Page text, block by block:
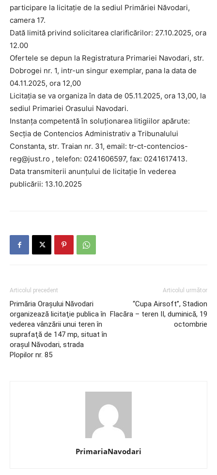
participare la licitaţie de la sediul Primăriei Năvodari,
camera 17.
Dată limită privind solicitarea clarificărilor: 27.10.2025, ora
12.00
Ofertele se depun la Registratura Primariei Navodari, str.
Dobrogei nr. 1, intr-un singur exemplar, pana la data de
04.11.2025, ora 12,00
Licitaţia se va organiza în data de 05.11.2025, ora 13,00, la
sediul Primariei Orasului Navodari.
Instanța competentă în soluționarea litigiilor apărute:
Secția de Contencios Administrativ a Tribunalului
Constanta, str. Traian nr. 31, email: tr-ct-contencios-
reg@just.ro , telefon: 0241606597, fax: 0241617413.
Data transmiterii anunțului de licitație în vederea
publicării: 13.10.2025
Articolul precedent
Primăria Orașului Năvodari
organizează licitaţie publica în
vederea vânzării unui teren în
suprafaţă de 147 mp, situat în
oraşul Năvodari, strada
Plopilor nr. 85
Articolul următor
“Cupa Airsoft”, Stadion
Flacăra – teren II, duminică, 19
octombrie
PrimariaNavodari